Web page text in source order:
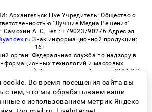
Архангельск Live Учредитель: Общество с
"Лучшие Медиа Решения"
Самохин А. С. Тел.: +79023790276 Адрес эл.
Знак информационной продукции:
16+
орган: Федеральная служба по надзору в
технологий и массовых
Регистрационный номер СМИ ЭЛ
ФС 77 - 82533 от 21.01.2022
Во время посещения сайта вы
с тем, что мы обрабатываем ваши
с использованием метрик Яндекс